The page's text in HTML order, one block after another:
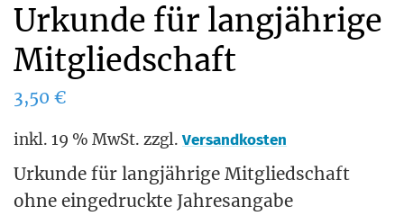
Urkunde für langjährige
Mitgliedschaft
3,50 €
inkl. 19 % MwSt. zzgl. Versandkosten
Urkunde für langjährige Mitgliedschaft
ohne eingedruckte Jahresangabe